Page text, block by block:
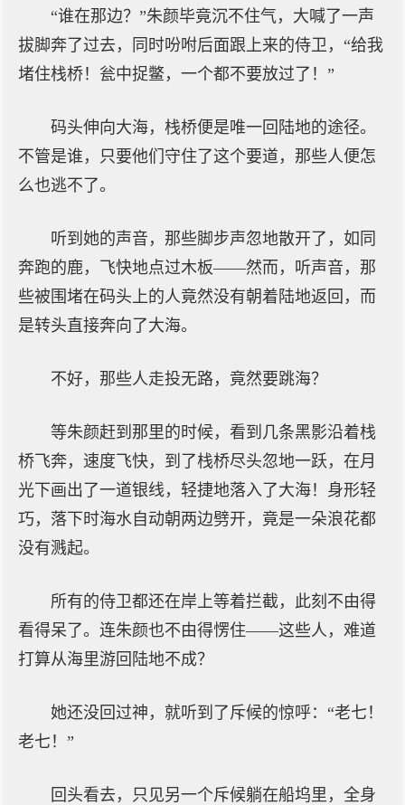
“谁在那边？”朱颜毕竟沉不住气，大喊了一声
拔脚奔了过去，同时吩咐后面跟上来的侍卫，“给我
堵住栈桥！瓮中捉鳖，一个都不要放过了！”
码头伸向大海，栈桥便是唯一回陆地的途径。
不管是谁，只要他们守住了这个要道，那些人便怎
么也逃不了。
听到她的声音，那些脚步声忽地散开了，如同
奔跑的鹿，飞快地点过木板——然而，听声音，那
些被围堵在码头上的人竟然没有朝着陆地返回，而
是转头直接奔向了大海。
不好，那些人走投无路，竟然要跳海？
等朱颜赶到那里的时候，看到几条黑影沿着栈
桥飞奔，速度飞快，到了栈桥尽头忽地一跃，在月
光下画出了一道银线，轻捷地落入了大海！身形轻
巧，落下时海水自动朝两边劈开，竟是一朵浪花都
没有溅起。
所有的侍卫都还在岸上等着拦截，此刻不由得
看得呆了。连朱颜也不由得愣住——这些人，难道
打算从海里游回陆地不成？
她还没回过神，就听到了斥候的惊呼：“老七！
老七！”
回头看去，只见另一个斥候躺在船坞里，全身